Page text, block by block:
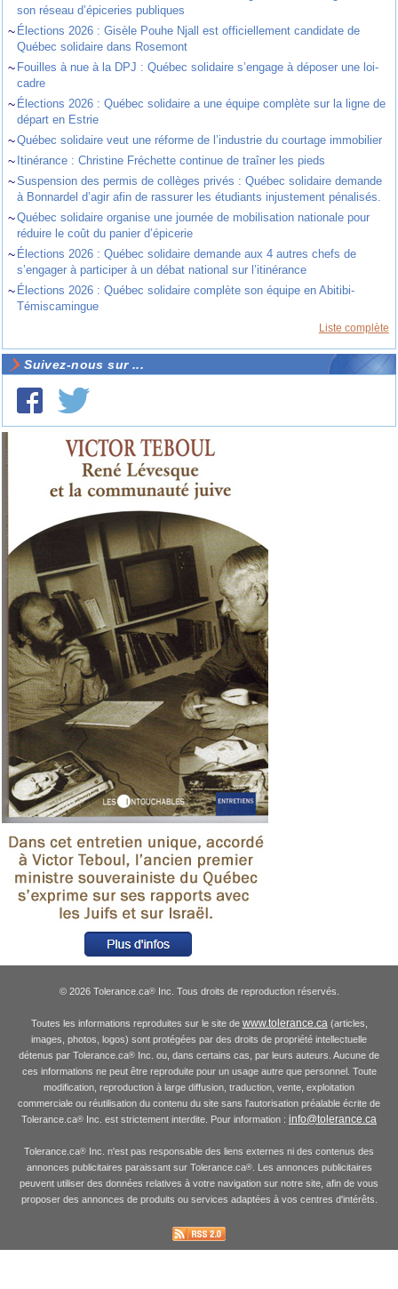
son réseau d’épiceries publiques
~ Élections 2026 : Gisèle Pouhe Njall est officiellement candidate de
Québec solidaire dans Rosemont
~ Fouilles à nue à la DPJ : Québec solidaire s’engage à déposer une loi-
cadre
~ Élections 2026 : Québec solidaire a une équipe complète sur la ligne de
départ en Estrie
~Québec solidaire veut une réforme de l’industrie du courtage immobilier
~ Itinérance : Christine Fréchette continue de traîner les pieds
~Suspension des permis de collèges privés : Québec solidaire demande
à Bonnardel d’agir afin de rassurer les étudiants injustement pénalisés.
~Québec solidaire organise une journée de mobilisation nationale pour
réduire le coût du panier d’épicerie
~ Élections 2026 : Québec solidaire demande aux 4 autres chefs de
s’engager à participer à un débat national sur l’itinérance
~ Élections 2026 : Québec solidaire complète son équipe en Abitibi-
Témiscamingue
Liste complète
Suivez-nous sur ...
© 2026 Tolerance.ca®Inc. Tous droits de reproduction réservés.
Toutes les informations reproduites sur le site de www.tolerance.ca (articles,
images, photos, logos) sont protégées par des droits de propriété intellectuelle
détenus par Tolerance.ca® Inc. ou, dans certains cas, par leurs auteurs. Aucune de
ces informations ne peut être reproduite pour un usage autre que personnel. Toute
modification, reproduction à large diffusion, traduction, vente, exploitation
commerciale ou réutilisation du contenu du site sans l'autorisation préalable écrite de
Tolerance.ca® Inc. est strictement interdite. Pour information : info@tolerance.ca
Tolerance.ca® Inc. n'est pas responsable des liens externes ni des contenus des
annonces publicitaires paraissant sur Tolerance.ca®. Les annonces publicitaires
peuvent utiliser des données relatives à votre navigation sur notre site, afin de vous
proposer des annonces de produits ou services adaptées à vos centres d'intérêts.